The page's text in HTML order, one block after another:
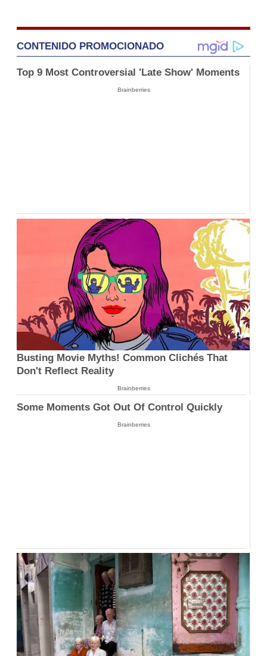
CONTENIDO PROMOCIONADO
Top 9 Most Controversial 'Late Show' Moments
Brainberries
Busting Movie Myths! Common Clichés That
Don't Reflect Reality
Brainberries
Some Moments Got Out Of Control Quickly
Brainberries